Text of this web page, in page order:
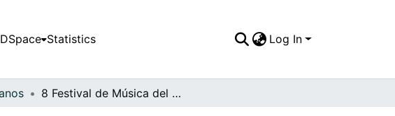
Statistics Log In
8 Festival de Música del Pacífico "Petronio Álvarez"